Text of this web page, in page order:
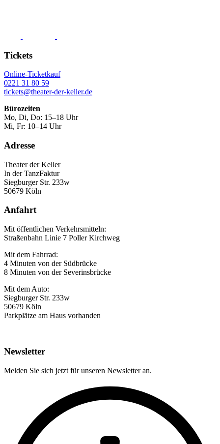
Tickets
Online-Ticketkauf
0221 31 80 59
tickets@theater-der-keller.de
Bürozeiten
Mo, Di, Do: 15–18 Uhr
Mi, Fr: 10–14 Uhr
Adresse
Theater der Keller
In der TanzFaktur
Siegburger Str. 233w
50679 Köln
Anfahrt
Mit öffentlichen Verkehrsmitteln:
Straßenbahn Linie 7 Poller Kirchweg
Mit dem Fahrrad:
4 Minuten von der Südbrücke
8 Minuten von der Severinsbrücke
Mit dem Auto:
Siegburger Str. 233w
50679 Köln
Parkplätze am Haus vorhanden
Newsletter
Melden Sie sich jetzt für unseren Newsletter an.